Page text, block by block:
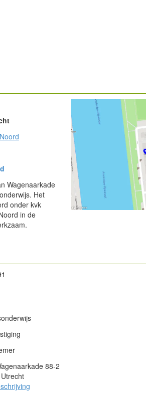
Wagenaarkade
Het
onder kvk
in de
88-2